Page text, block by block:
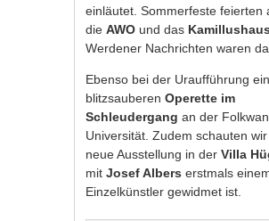
einläutet. Sommerfeste feierten
dieAWO und das Kamillushaus
Werdener Nachrichten waren
Ebenso bei der Uraufführung
blitzsauberenOperette im
Schleudergang an der
Universität. Zudem schauten
neue Ausstellung in derVilla
mitJosef Albers erstmals
Einzelkünstler gewidmet ist.